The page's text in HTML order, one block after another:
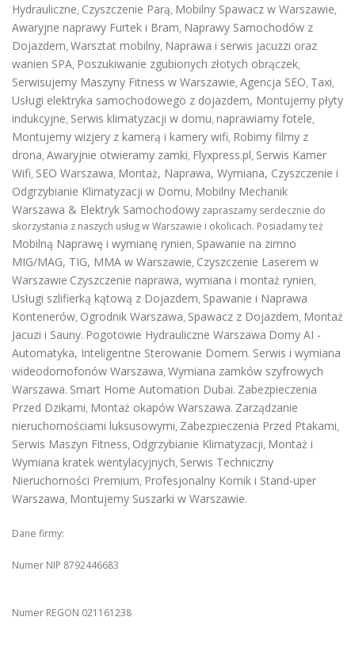
Hydrauliczne, Czyszczenie Parą, Mobilny Spawacz w Warszawie,
Awaryjne naprawy Furtek i Bram, Naprawy Samochodów z
Dojazdem, Warsztat mobilny, Naprawa i serwis jacuzzi oraz
wanien SPA, Poszukiwanie zgubionych złotych obrączek,
Serwisujemy Maszyny Fitness w Warszawie, Agencja SEO, Taxi,
Usługi elektryka samochodowego z dojazdem, Montujemy płyty
indukcyjne, Serwis klimatyzacji w domu, naprawiamy fotele,
Montujemy wizjery z kamerą i kamery wifi, Robimy filmy z
drona, Awaryjnie otwieramy zamki, Flyxpress.pl, Serwis Kamer
Wifi, SEO Warszawa, Montaż, Naprawa, Wymiana, Czyszczenie i
Odgrzybianie Klimatyzacji w Domu, Mobilny Mechanik
Warszawa & Elektryk Samochodowy zapraszamy serdecznie do
skorzystania z naszych usług w Warszawie i okolicach. Posiadamy też
Mobilną Naprawę i wymianę rynien, Spawanie na zimno
MIG/MAG, TIG, MMA w Warszawie, Czyszczenie Laserem w
Warszawie Czyszczenie naprawa, wymiana i montaż rynien,
Usługi szlifierką kątową z Dojazdem, Spawanie i Naprawa
Kontenerów, Ogrodnik Warszawa, Spawacz z Dojazdem, Montaż
Jacuzi i Sauny. Pogotowie Hydrauliczne Warszawa Domy AI -
Automatyka, Inteligentne Sterowanie Domem. Serwis i wymiana
wideodomofonów Warszawa, Wymiana zamków szyfrowych
Warszawa. Smart Home Automation Dubai. Zabezpieczenia
Przed Dzikami, Montaż okapów Warszawa. Zarządzanie
nieruchomościami luksusowymi, Zabezpieczenia Przed Ptakami,
Serwis Maszyn Fitness, Odgrzybianie Klimatyzacji, Montaż i
Wymiana kratek wentylacyjnych, Serwis Techniczny
Nieruchomości Premium, Profesjonalny Komik i Stand-uper
Warszawa, Montujemy Suszarki w Warszawie.
Dane firmy:
Numer NIP 8792446683
Numer REGON 021161238